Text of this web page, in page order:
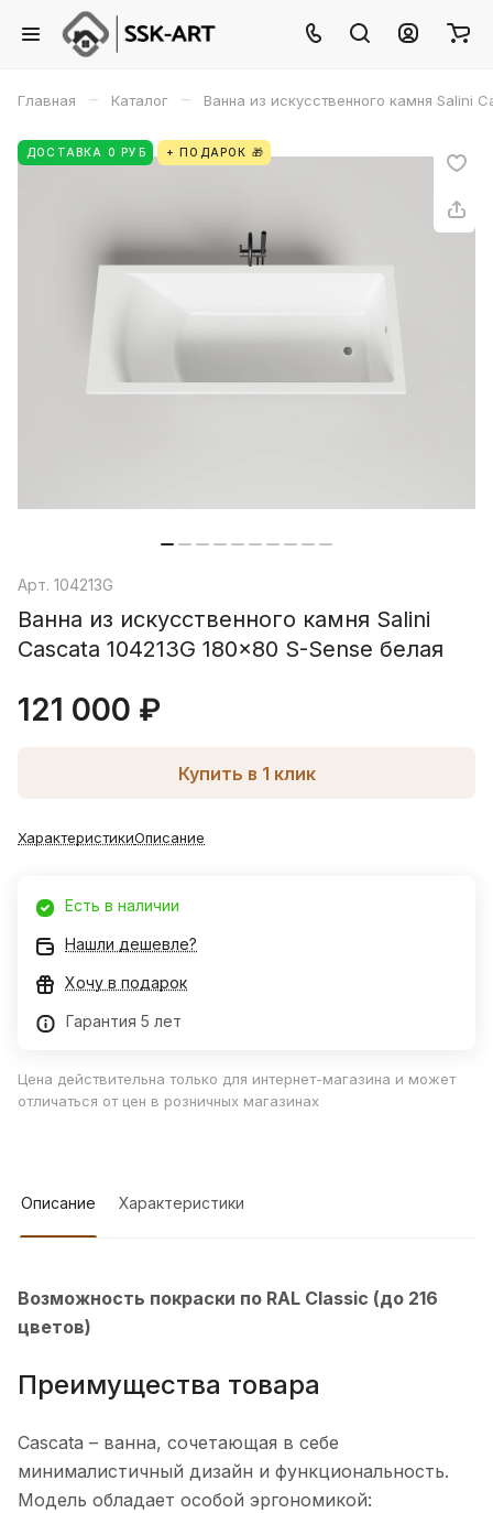
Главная – Каталог – Ванна из искусственного камня Salini
ДОСТАВКА 0 РУБ + ПОДАРОК 🎁
Арт. 104213G
Ванна из искусственного камня Salini
Cascata 104213G 180x80 S-Sense белая
121 000 ₽
Купить в 1 клик
ХарактеристикиОписание
Есть в наличии
Нашли дешевле?
Хочу в подарок
Гарантия 5 лет
Цена действительна только для интернет-магазина и может
отличаться от цен в розничных магазинах
Описание Характеристики
Возможность покраски по RAL Classic (до 216
цветов)
Преимущества товара
Cascata – ванна, сочетающая в себе
минималистичный дизайн и функциональность.
Модель обладает особой эргономикой: